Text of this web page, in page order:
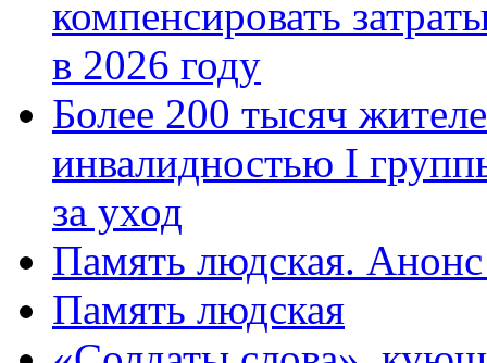
компенсировать
в 2026 году
Более 200 тысяч
инвалидностью I
за уход
Память людская.
Память людская